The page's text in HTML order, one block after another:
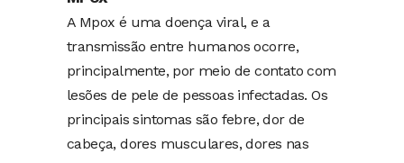
A Mpox é uma doença viral, e a
transmissão entre humanos ocorre,
principalmente, por meio de contato com
lesões de pele de pessoas infectadas. Os
principais sintomas são febre, dor de
cabeça, dores musculares, dores nas